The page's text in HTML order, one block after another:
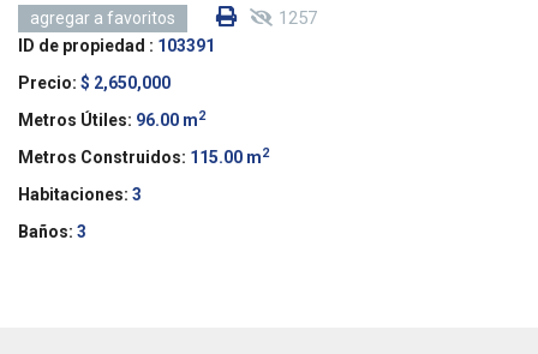
agregar a favoritos 1257
ID de propiedad : 103391
Precio: $ 2,650,000
Metros Útiles: 96.00 m2
Metros Construidos: 115.00 m2
Habitaciones: 3
Baños: 3